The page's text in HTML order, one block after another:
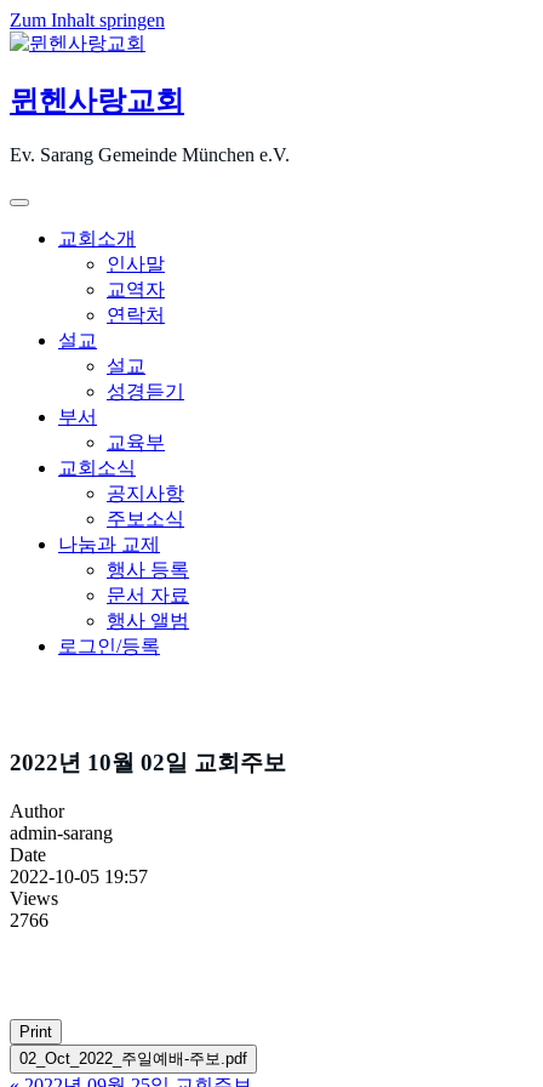
Zum Inhalt springen
뮌헨사랑교회
Ev. Sarang Gemeinde München e.V.
교회소개
인사말
교역자
연락처
설교
설교
성경듣기
부서
교육부
교회소식
공지사항
주보소식
나눔과 교제
행사 등록
문서 자료
행사 앨범
로그인/등록
2022년 10월 02일 교회주보
Author
admin-sarang
Date
2022-10-05 19:57
Views
2766
Print
02_Oct_2022_주일예배-주보.pdf